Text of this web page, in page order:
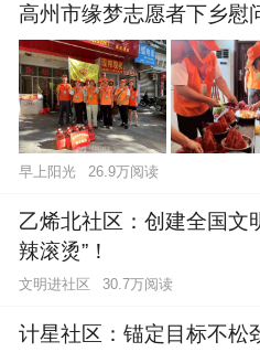
高州市缘梦志愿者下乡慰
早上阳光 26.9万阅读
乙烯北社区：创建全国文
辣滚烫”！
文明进社区 30.7万阅读
计星社区：锚定目标不松